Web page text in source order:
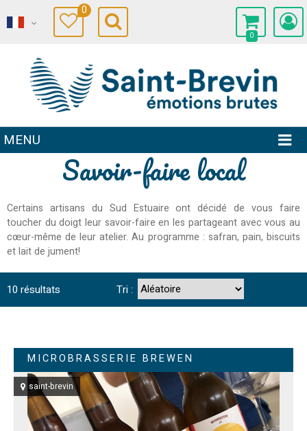
0
0
MENU
Savoir-faire local
Certains artisans du Sud Estuaire ont décidé de vous faire
toucher du doigt leur savoir-faire en les partageant avec vous au
cœur-même de leur atelier. Au programme : safran, pain, biscuits
et lait de jument!
10résultats Tri :
MICROBRASSERIE BREWEN
saint-brevin